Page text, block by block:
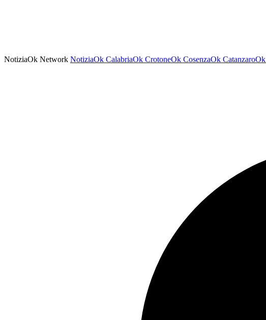
NotiziaOk Network NotiziaOk CalabriaOk CrotoneOk CosenzaOk CatanzaroOk